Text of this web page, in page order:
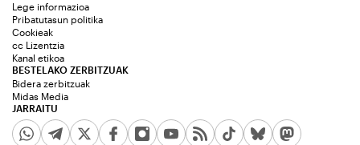
JARRAITU
Lege informazioa
Pribatutasun politika
Cookieak
cc Lizentzia
Kanal etikoa
BESTELAKO ZERBITZUAK
Bidera zerbitzuak
Midas Media